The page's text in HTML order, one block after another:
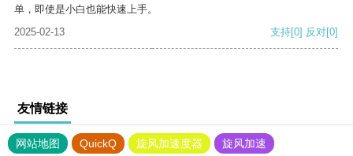
单，即使是小白也能快速上手。
2025-02-13
支持[0] 反对[0]
友情链接
网站地图 QuickQ 旋风加速度器
旋风加速